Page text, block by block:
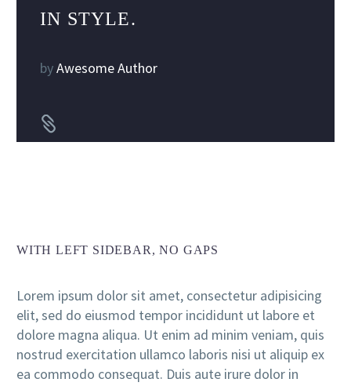
IN STYLE.
byAwesome Author


WITH LEFT SIDEBAR, NO GAPS
Lorem ipsum dolor sit amet, consectetur adipisicing
elit, sed do eiusmod tempor incididunt ut labore et
dolore magna aliqua. Ut enim ad minim veniam, quis
nostrud exercitation ullamco laboris nisi ut aliquip ex
ea commodo consequat. Duis aute irure dolor in